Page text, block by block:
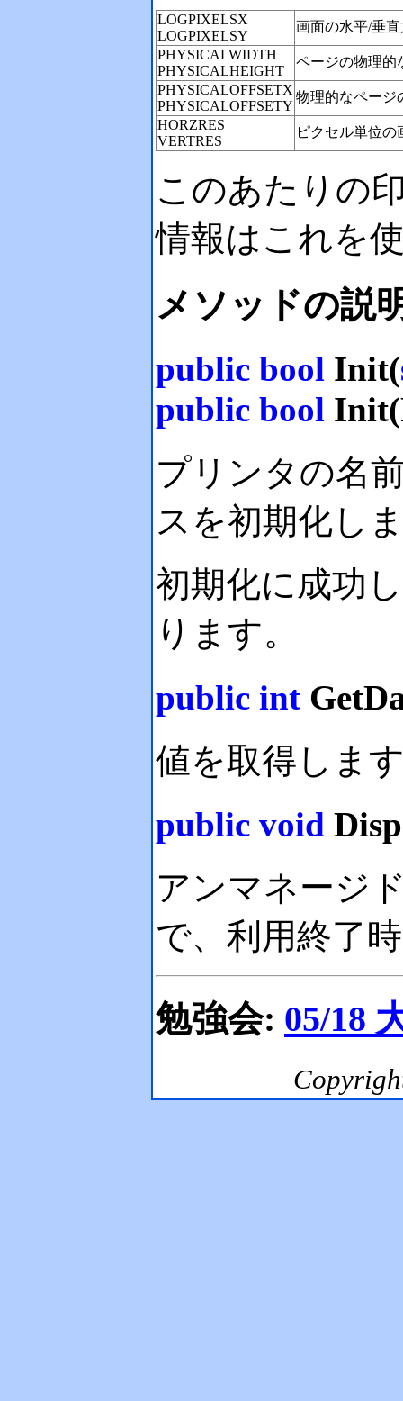
LOGPIXELSX
LOGPIXELSY
画面の水平/垂
PHYSICALWIDTH
PHYSICALHEIGHT
ページの物理的
PHYSICALOFFSETX
PHYSICALOFFSETY
物理的なページ
HORZRES
VERTRES
ピクセル単位の
このあたりの
情報はこれを
メソッドの説
public bool Init(
public bool
プリンタの名
スを初期化し
初期化に成功
ります
public int
値を取得しま
public void
アンマネージ
で、利用終了
勉強会: 05/18